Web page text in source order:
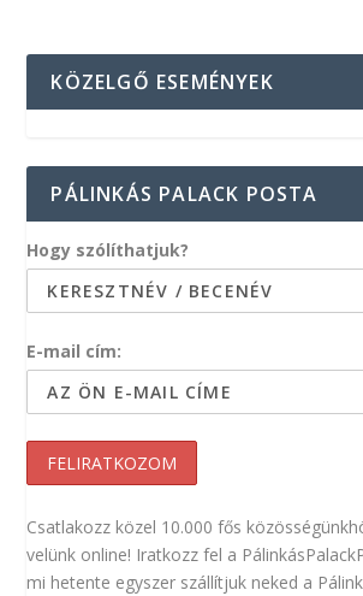
KÖZELGŐ ESEMÉNYEK
PÁLINKÁS PALACK POSTA
Hogy szólíthatjuk?
E-mail cím:
Csatlakozz közel 10.000 fős
velünk online! Iratkozz fel a
mi hetente egyszer szállítjuk neked a